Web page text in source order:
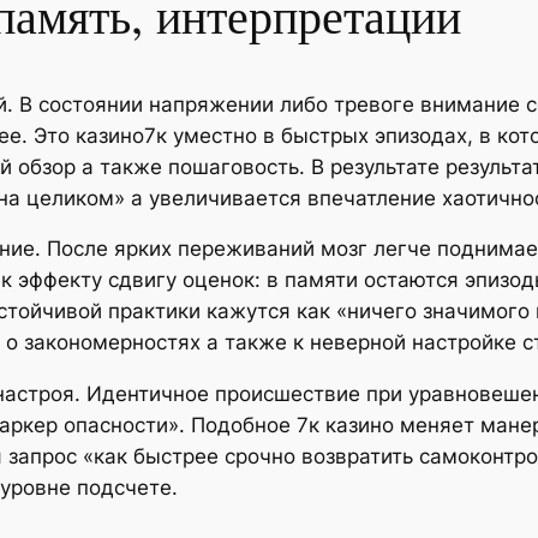
интерпретации
В состоянии напряжении либо тревоге внимание
Это казино7к уместно в быстрых эпизодах, в
а также пошаговость. В результате
целиком» а увеличивается впечатление
После ярких переживаний мозг легче
сдвигу оценок: в памяти остаются
практики кажутся как «ничего
а также к неверной настройке
Идентичное происшествие при
опасности». Подобное 7к казино меняет
«как быстрее срочно возвратить
подсчете.